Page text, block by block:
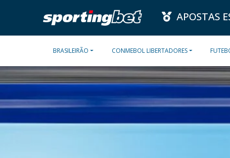
APOSTAS
BRASILEIRÃO CONMEBOL LIBERTADORES